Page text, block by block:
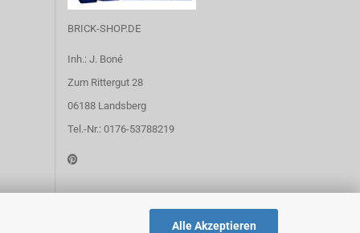
Alle Akzeptieren
BRICK-SHOP.DE
Inh.: J. Boné
Zum Rittergut 28
06188 Landsberg
Tel.-Nr.: 0176-53788219